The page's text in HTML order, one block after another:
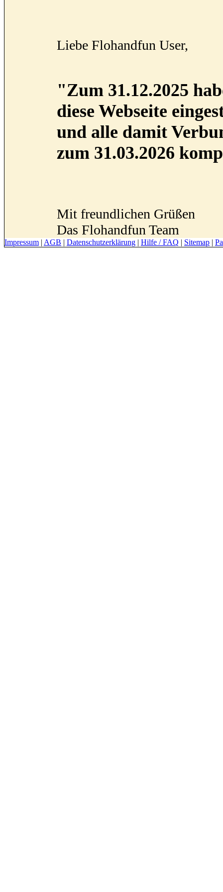
Liebe Flohandfun User,
"Zum 31.12.2025
diese Webseite
und alle damit
zum 31.03.2026
Mit freundlichen Grüßen
Das Flohandfun Team
Impressum | AGB | Datenschutzerklärung | Hilfe / FAQ | Sitemap |